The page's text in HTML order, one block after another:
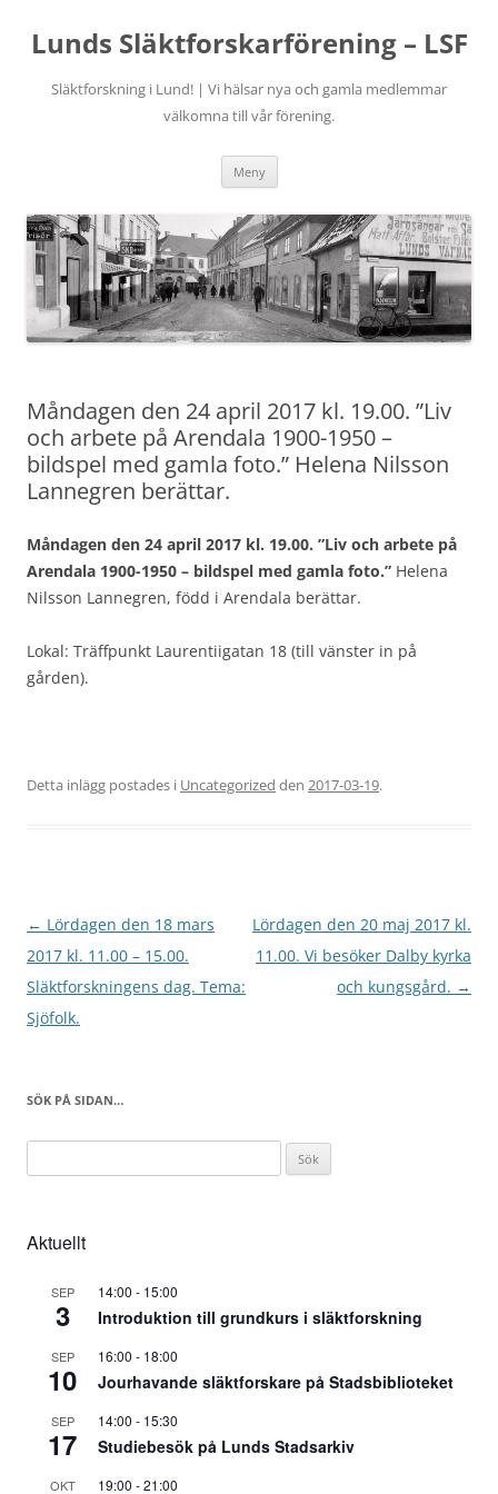
innehåll
Lunds Släktforskarförening – LSF
Släktforskning i Lund! | Vi hälsar nya och gamla medlemmar
välkomna till vår förening.
Meny
Måndagen den 24 april 2017 kl. 19.00. ”Liv
och arbete på Arendala 1900-1950 –
bildspel med gamla foto.” Helena Nilsson
Lannegren berättar.
Måndagen den 24 april 2017 kl. 19.00. ”Liv och arbete på
Arendala 1900-1950 – bildspel med gamla foto.” Helena
Nilsson Lannegren, född i Arendala berättar.
Lokal: Träffpunkt Laurentiigatan 18 (till vänster in på
gården).
Detta inlägg postades i Uncategorized den 2017-03-19.
Inläggsnavigering
← Lördagen den 18 mars
2017 kl. 11.00 – 15.00.
Släktforskningens dag. Tema:
Sjöfolk.
Lördagen den 20 maj 2017 kl.
11.00. Vi besöker Dalby kyrka
och kungsgård. →
SÖK PÅ SIDAN…
efter:
Aktuellt
SEP
3
14:00 - 15:00
Introduktion till grundkurs i släktforskning
SEP
10
16:00 - 18:00
Jourhavande släktforskare på Stadsbiblioteket
SEP
17
14:00 - 15:30
Studiebesök på Lunds Stadsarkiv
OKT 19:00 -21:00